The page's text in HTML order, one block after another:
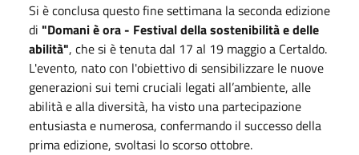
Si è conclusa questo fine settimana la seconda edizione
di "Domani è ora - Festival della sostenibilità e delle
abilità", che si è tenuta dal 17 al 19 maggio a Certaldo.
L'evento, nato con l'obiettivo di sensibilizzare le nuove
generazioni sui temi cruciali legati all’ambiente, alle
abilità e alla diversità, ha visto una partecipazione
entusiasta e numerosa, confermando il successo della
prima edizione, svoltasi lo scorso ottobre.